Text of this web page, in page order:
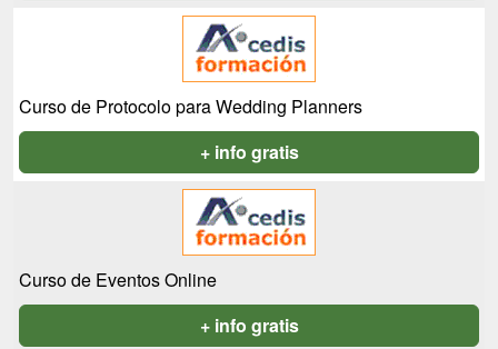
Curso de Protocolo para Wedding Planners
+ info gratis
Curso de Eventos Online
+ info gratis